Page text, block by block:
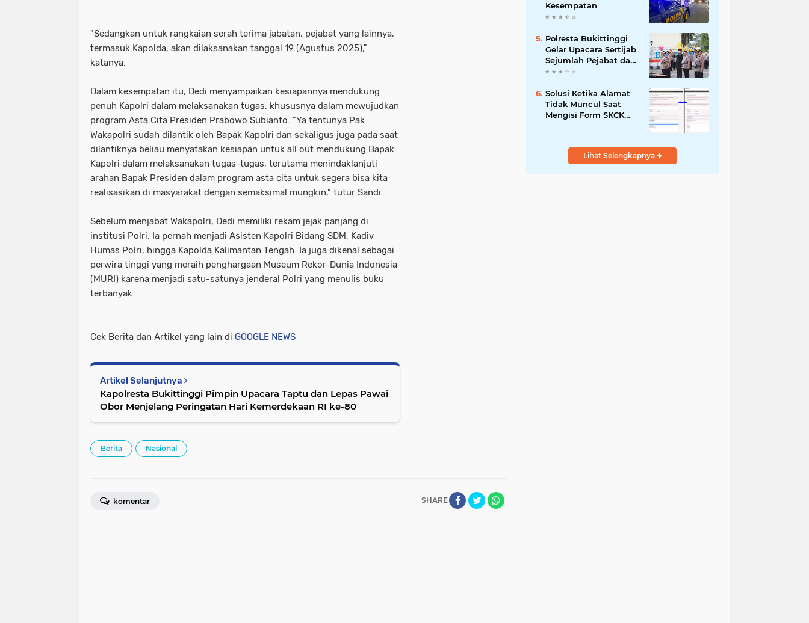
"Sedangkan untuk rangkaian serah terima jabatan, pejabat yang lainnya,
termasuk Kapolda, akan dilaksanakan tanggal 19 (Agustus 2025),"
katanya.
Dalam kesempatan itu, Dedi menyampaikan kesiapannya mendukung
penuh Kapolri dalam melaksanakan tugas, khususnya dalam mewujudkan
program Asta Cita Presiden Prabowo Subianto. "Ya tentunya Pak
Wakapolri sudah dilantik oleh Bapak Kapolri dan sekaligus juga pada saat
dilantiknya beliau menyatakan kesiapan untuk all out mendukung Bapak
Kapolri dalam melaksanakan tugas-tugas, terutama menindaklanjuti
arahan Bapak Presiden dalam program asta cita untuk segera bisa kita
realisasikan di masyarakat dengan semaksimal mungkin," tutur Sandi.
Sebelum menjabat Wakapolri, Dedi memiliki rekam jejak panjang di
institusi Polri. Ia pernah menjadi Asisten Kapolri Bidang SDM, Kadiv
Humas Polri, hingga Kapolda Kalimantan Tengah. Ia juga dikenal sebagai
perwira tinggi yang meraih penghargaan Museum Rekor-Dunia Indonesia
(MURI) karena menjadi satu-satunya jenderal Polri yang menulis buku
terbanyak.
Cek Berita dan Artikel yang lain di GOOGLE NEWS
Artikel Selanjutnya
Kapolresta Bukittinggi Pimpin Upacara Taptu dan Lepas Pawai
Obor Menjelang Peringatan Hari Kemerdekaan RI ke-80
Berita Nasional
SHARE
komentar
Kesempatan
Polresta Bukittinggi
Gelar Upacara Sertijab
Sejumlah Pejabat dan
laporan Kenaikan
Solusi Ketika Alamat
Tidak Muncul Saat
Mengisi Form SKCK
Lihat Selengkapnya